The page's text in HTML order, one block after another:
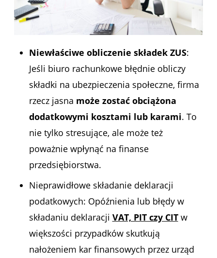
Niewłaściwe obliczenie składek ZUS:
Jeśli biuro rachunkowe błędnie obliczy
składki na ubezpieczenia społeczne, firma
rzecz jasna może zostać obciążona
dodatkowymi kosztami lub karami. To
nie tylko stresujące, ale może też
poważnie wpłynąć na finanse
przedsiębiorstwa.
Nieprawidłowe składanie deklaracji
podatkowych: Opóźnienia lub błędy w
składaniu deklaracji VAT, PIT czy CITw
większości przypadków skutkują
nałożeniem kar finansowych przez urząd